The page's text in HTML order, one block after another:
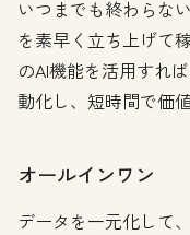
いつまでも終わらな
を素早く立ち上げて
のAI機能を活用すれ
動化し、短時間で価
オールインワン
データを一元化して